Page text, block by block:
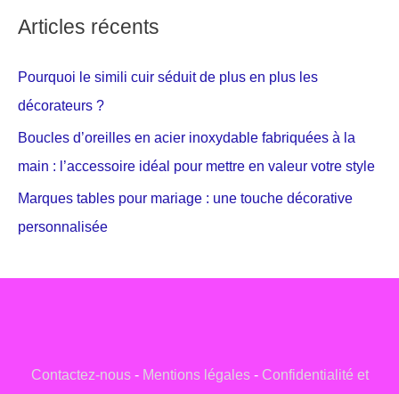
Articles récents
Pourquoi le simili cuir séduit de plus en plus les
décorateurs ?
Boucles d’oreilles en acier inoxydable fabriquées à la
main : l’accessoire idéal pour mettre en valeur votre style
Marques tables pour mariage : une touche décorative
personnalisée
Contactez-nous- Mentions légales- Confidentialité et